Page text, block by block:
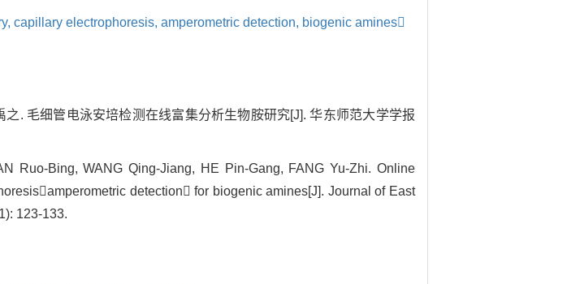
capillary electrophoresis, amperometric detection, biogenic amines
. 毛细管电泳安培检测在线富集分析生物胺研究[J]. 华东师范大学学报
Ruo-Bing, WANG Qing-Jiang, HE Pin-Gang, FANG Yu-Zhi. Online
detection for biogenic amines[J]. Journal of East
123-133.